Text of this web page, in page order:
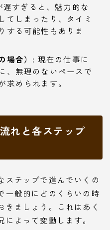
遅すぎると、魅力的な
てしまったり、タイミ
する可能性もありま
場合）: 現在の仕事に
、無理のないペースで
求められます。
れと各ステップ
ステップで進んでいくの
一般的にどのくらいの時
きましょう。これはあく
よって変動します。